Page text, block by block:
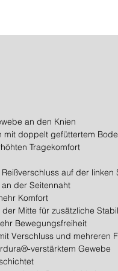
an den Knien
mit doppelt gefüttertem
Tragekomfort
auf der linken
der Seitennaht
Komfort
Mitte für zusätzliche
Bewegungsfreiheit
Verschluss und mehreren
verstärktem Gewebe